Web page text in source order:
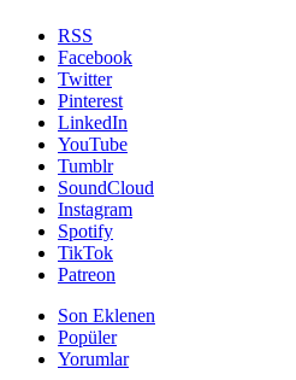
RSS
Facebook
Twitter
Pinterest
LinkedIn
YouTube
Tumblr
SoundCloud
Instagram
Spotify
TikTok
Patreon
Son Eklenen
Popüler
Yorumlar